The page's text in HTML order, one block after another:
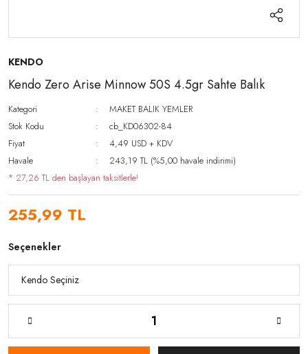
KENDO
Kendo Zero Arise Minnow 50S 4.5gr Sahte Balık
Kategori
MAKET BALIK YEMLER
Stok Kodu
cb_KD06302-84
Fiyat
4,49 USD + KDV
Havale
243,19 TL (%5,00 havale indirimi)
* 27,26 TL den başlayan taksitlerle!
255,99 TL
Seçenekler